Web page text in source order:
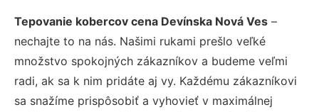
Tepovanie kobercov cena Devínska Nová Ves –
nechajte to na nás. Našimi rukami prešlo veľké
množstvo spokojných zákazníkov a budeme veľmi
radi, ak sa k nim pridáte aj vy. Každému zákazníkovi
sa snažíme prispôsobiť a vyhovieť v maximálnej